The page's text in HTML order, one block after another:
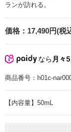
ランが訪れる。
価格： 17,490円(税
なら 月々
商品番号： h01c-
【内容量】50mL